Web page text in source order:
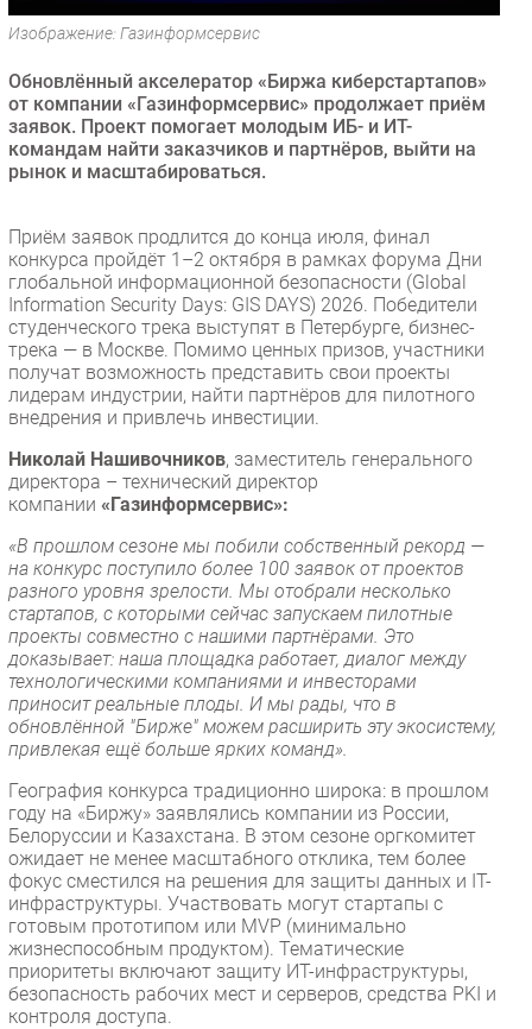
Безопасность
CIO/Управление ИТ
Гаджеты
Здоровье
РАЗДЕЛЫ
Новости
Аналитика
Интервью
Мероприятия
Проекты
IT класс
Тестовый стенд
Каталог компаний
Изображение: Газинформсервис
Обновлённый акселератор «Биржа киберстартапов»
от компании «Газинформсервис» продолжает приём
заявок. Проект помогает молодым ИБ- и ИТ-
командам найти заказчиков и партнёров, выйти на
рынок и масштабироваться.
Приём заявок продлится до конца июля, финал
конкурса пройдёт 1–2 октября в рамках форума Дни
глобальной информационной безопасности (Global
Information Security Days: GIS DAYS) 2026. Победители
студенческого трека выступят в Петербурге, бизнес-
трека — в Москве. Помимо ценных призов, участники
получат возможность представить свои проекты
лидерам индустрии, найти партнёров для пилотного
внедрения и привлечь инвестиции.
Николай Нашивочников, заместитель генерального
директора – технический директор
компании «Газинформсервис»:
«В прошлом сезоне мы побили собственный рекорд —
на конкурс поступило более 100 заявок от проектов
разного уровня зрелости. Мы отобрали несколько
стартапов, с которыми сейчас запускаем пилотные
проекты совместно с нашими партнёрами. Это
доказывает: наша площадка работает, диалог между
технологическими компаниями и инвесторами
приносит реальные плоды. И мы рады, что в
обновлённой "Бирже" можем расширить эту экосистему,
привлекая ещё больше ярких команд».
География конкурса традиционно широка: в прошлом
году на «Биржу» заявлялись компании из России,
Белоруссии и Казахстана. В этом сезоне оргкомитет
ожидает не менее масштабного отклика, тем более
фокус сместился на решения для защиты данных и IT-
инфраструктуры. Участвовать могут стартапы с
готовым прототипом или MVP (минимально
жизнеспособным продуктом). Тематические
приоритеты включают защиту ИТ-инфраструктуры,
безопасность рабочих мест и серверов, средства PKI и
контроля доступа.